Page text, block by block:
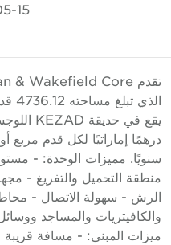
15
سنويًا. مميزات الوحدة: -
منطقة التحميل والتفريغ -
الرش - سهولة الاتصال - محاط
والكافيتريات والمساجد ووسائل
ميزات المبنى: - مسافة